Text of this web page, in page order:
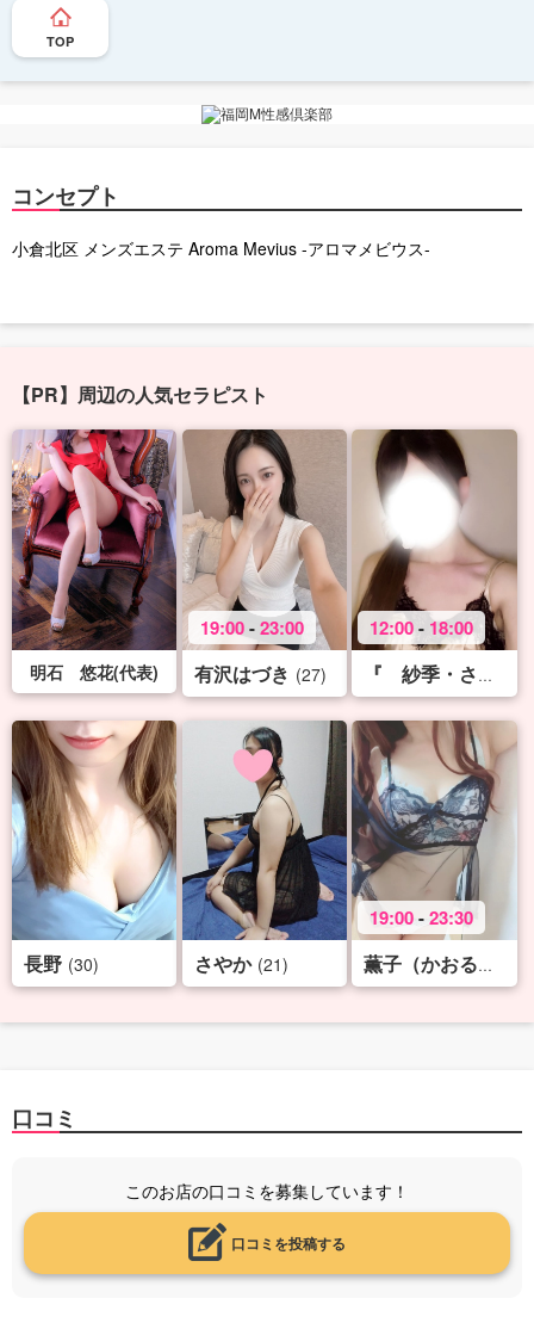
TOP
コンセプト
小倉北区 メンズエステ Aroma Mevius -アロマメビウス-
【PR】周辺の人気セラピスト
明石 悠花(代表)
19:00-23:00
有沢はづき (27)
12:00- 18:00
『 紗季・さき 』♡S
長野 (30) さやか (21)
19:00-23:30
薫子（かおるこ）♡X-rank
口コミ
このお店の口コミを募集しています！
口コミを投稿する